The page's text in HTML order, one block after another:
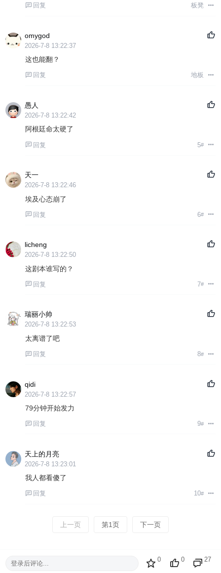
回复 板凳
omygod
2026-7-8 13:22:37
这也能翻？
回复 地板
愚人
2026-7-8 13:22:42
阿根廷命太硬了
回复 5#
天一
2026-7-8 13:22:46
埃及心态崩了
回复 6#
licheng
2026-7-8 13:22:50
这剧本谁写的？
回复 7#
瑞丽小帅
2026-7-8 13:22:53
太离谱了吧
回复 8#
qidi
2026-7-8 13:22:57
79分钟开始发力
回复 9#
天上的月亮
2026-7-8 13:23:01
我人都看傻了
回复 10#
上一页 第1页 下一页
登录后评论...
0 0 27